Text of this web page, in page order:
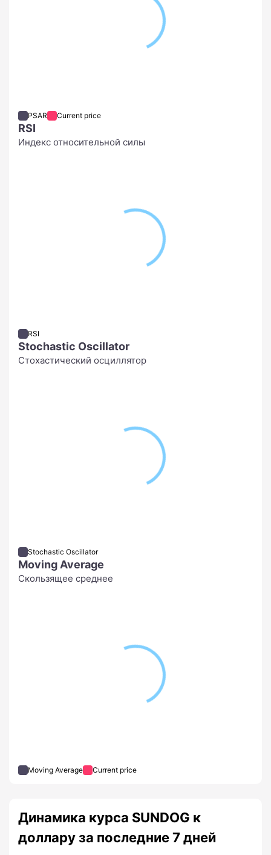
PSAR Current price
RSI
Индекс относительной силы
RSI
Stochastic Oscillator
Стохастический осциллятор
Stochastic Oscillator
Moving Average
Скользящее среднее
Moving Average Current price
Динамика курса SUNDOG к
доллару за последние 7 дней